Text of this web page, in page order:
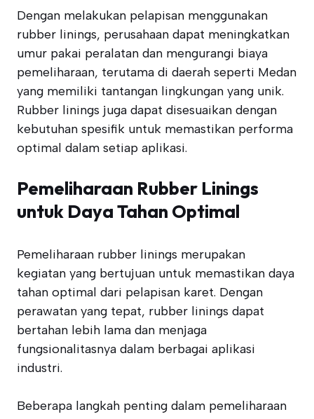
Dengan melakukan pelapisan menggunakan
rubber linings, perusahaan dapat meningkatkan
umur pakai peralatan dan mengurangi biaya
pemeliharaan, terutama di daerah seperti Medan
yang memiliki tantangan lingkungan yang unik.
Rubber linings juga dapat disesuaikan dengan
kebutuhan spesifik untuk memastikan performa
optimal dalam setiap aplikasi.
Pemeliharaan Rubber Linings
untuk Daya Tahan Optimal
Pemeliharaan rubber linings merupakan
kegiatan yang bertujuan untuk memastikan daya
tahan optimal dari pelapisan karet. Dengan
perawatan yang tepat, rubber linings dapat
bertahan lebih lama dan menjaga
fungsionalitasnya dalam berbagai aplikasi
industri.
Beberapa langkah penting dalam pemeliharaan